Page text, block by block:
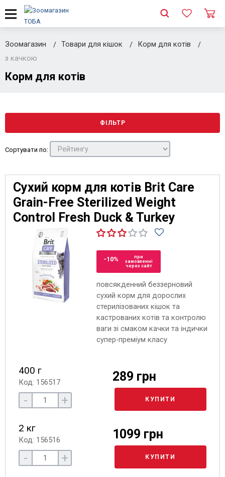
Зоомагазин Товари для кішок
Корм для котів
з качкою
Корм для котів
ФІЛЬТР
Сортувати по:
Сухий корм для котів Brit Care
Grain-Free Sterilized Weight
Control Fresh Duck & Turkey
-10%
при
замовленні
через сайт
повсякденний беззерновий
сухий корм для дорослих
стерилізованих кішок та
кастрованих котів та контролю
ваги зі смаком качки та індички
супер-преміум класу
400 г
Код: 156517 289 грн
- + КУПИТИ
2 кг
Код: 156516 1099 грн
- + КУПИТИ